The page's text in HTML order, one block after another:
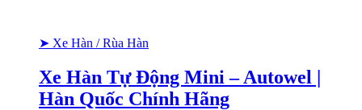
➤ Xe Hàn / Rùa Hàn
Xe Hàn Tự Động Mini – Autowel |
Hàn Quốc Chính Hãng